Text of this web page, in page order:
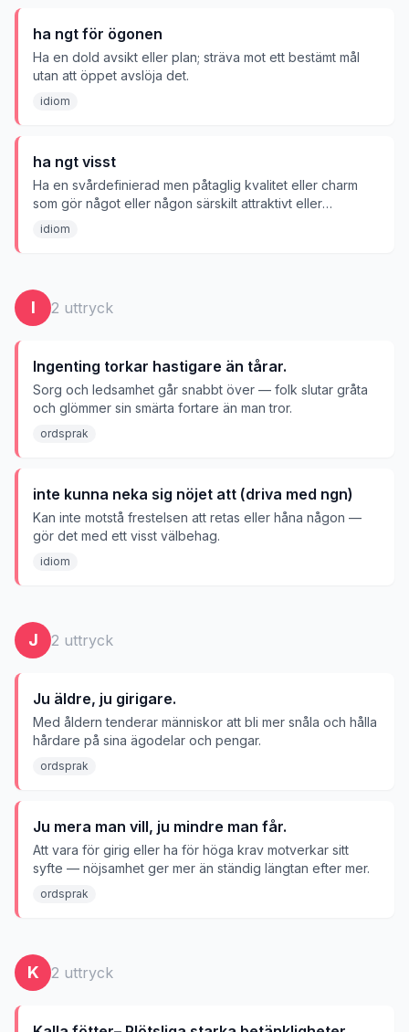
ha ngt för ögonen
Ha en dold avsikt eller plan; sträva mot ett bestämt mål
utan att öppet avslöja det.
idiom
ha ngt visst
Ha en svårdefinierad men påtaglig kvalitet eller charm
som gör något eller någon särskilt attraktivt eller
intressant.
idiom
I 2 uttryck
Ingenting torkar hastigare än tårar.
Sorg och ledsamhet går snabbt över — folk slutar gråta
och glömmer sin smärta fortare än man tror.
ordsprak
inte kunna neka sig nöjet att (driva med ngn)
Kan inte motstå frestelsen att retas eller håna någon —
gör det med ett visst välbehag.
idiom
J 2 uttryck
Ju äldre, ju girigare.
Med åldern tenderar människor att bli mer snåla och hålla
hårdare på sina ägodelar och pengar.
ordsprak
Ju mera man vill, ju mindre man får.
Att vara för girig eller ha för höga krav motverkar sitt
syfte — nöjsamhet ger mer än ständig längtan efter mer.
ordsprak
K 2 uttryck